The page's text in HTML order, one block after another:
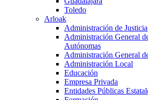
Toledo
Arloak
Administración de Justicia
Administración General
Autónomas
Administración General
Administración Local
Educación
Empresa Privada
Entidades Públicas